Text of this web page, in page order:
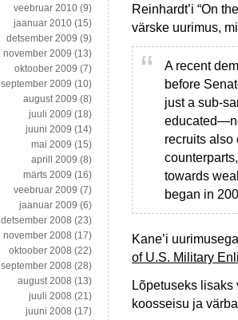
Reinhardt’i “On
värske uurimus,
A recent
before
just a sub-
recruits also
towards
began in
Kane’i
of U.S. Military
Lõpetuseks
koosseisu ja
veebruar 2010 (9)
jaanuar 2010 (15)
detsember 2009 (9)
november 2009 (13)
oktoober 2009 (7)
september 2009 (10)
august 2009 (8)
juuli 2009 (18)
juuni 2009 (14)
mai 2009 (15)
aprill 2009 (8)
märts 2009 (16)
veebruar 2009 (7)
jaanuar 2009 (6)
detsember 2008 (23)
november 2008 (17)
oktoober 2008 (22)
september 2008 (28)
august 2008 (13)
juuli 2008 (21)
juuni 2008 (17)